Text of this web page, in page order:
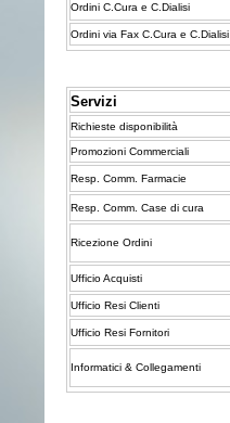
Ordini C.Cura e C.Dialisi
Ordini via Fax C.Cura e C.Dialisi
Servizi
Richieste disponibilità
Promozioni Commerciali
Resp. Comm. Farmacie
Resp. Comm. Case di cura
Ricezione Ordini
Ufficio Acquisti
Ufficio Resi Clienti
Ufficio Resi Fornitori
Informatici & Collegamenti